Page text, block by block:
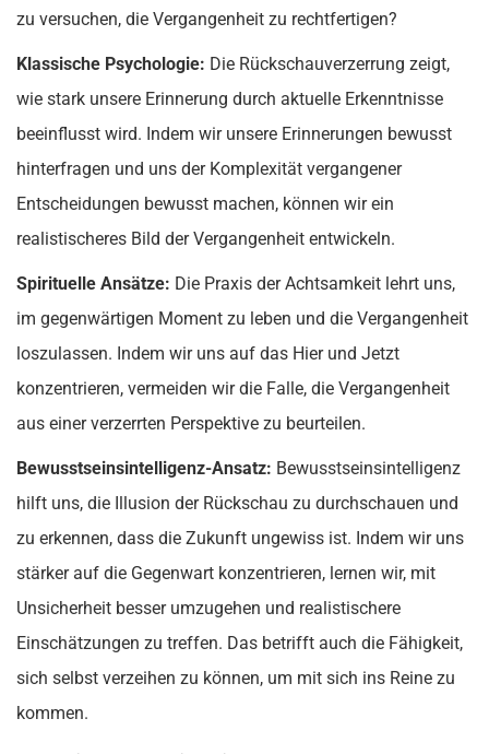
zu versuchen, die Vergangenheit zu rechtfertigen?
Klassische Psychologie: Die Rückschauverzerrung zeigt,
wie stark unsere Erinnerung durch aktuelle Erkenntnisse
beeinflusst wird. Indem wir unsere Erinnerungen bewusst
hinterfragen und uns der Komplexität vergangener
Entscheidungen bewusst machen, können wir ein
realistischeres Bild der Vergangenheit entwickeln.
Spirituelle Ansätze: Die Praxis der Achtsamkeit lehrt uns,
im gegenwärtigen Moment zu leben und die Vergangenheit
loszulassen. Indem wir uns auf das Hier und Jetzt
konzentrieren, vermeiden wir die Falle, die Vergangenheit
aus einer verzerrten Perspektive zu beurteilen.
Bewusstseinsintelligenz-Ansatz: Bewusstseinsintelligenz
hilft uns, die Illusion der Rückschau zu durchschauen und
zu erkennen, dass die Zukunft ungewiss ist. Indem wir uns
stärker auf die Gegenwart konzentrieren, lernen wir, mit
Unsicherheit besser umzugehen und realistischere
Einschätzungen zu treffen. Das betrifft auch die Fähigkeit,
sich selbst verzeihen zu können, um mit sich ins Reine zu
kommen.